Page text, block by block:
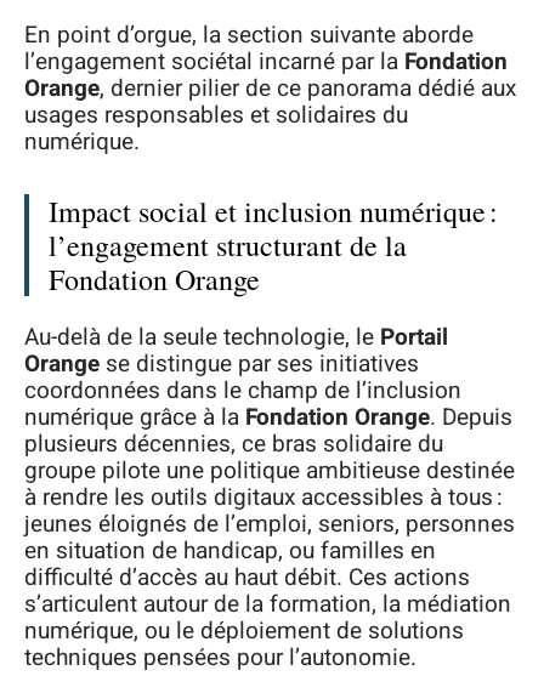
En point d’orgue, la section suivante aborde
l’engagement sociétal incarné par la Fondation
Orange, dernier pilier de ce panorama dédié aux
usages responsables et solidaires du
numérique.
Impact social et inclusion numérique :
l’engagement structurant de la
Fondation Orange
Au-delà de la seule technologie, le Portail
Orange se distingue par ses initiatives
coordonnées dans le champ de l’inclusion
numérique grâce à la Fondation Orange. Depuis
plusieurs décennies, ce bras solidaire du
groupe pilote une politique ambitieuse destinée
à rendre les outils digitaux accessibles à tous :
jeunes éloignés de l’emploi, seniors, personnes
en situation de handicap, ou familles en
difficulté d’accès au haut débit. Ces actions
s’articulent autour de la formation, la médiation
numérique, ou le déploiement de solutions
techniques pensées pour l’autonomie.